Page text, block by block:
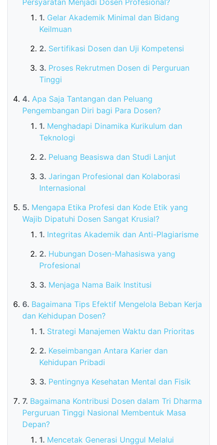
Persyaratan Menjadi Dosen Profesional?
Gelar Akademik Minimal dan Bidang
Keilmuan
Sertifikasi Dosen dan Uji Kompetensi
Proses Rekrutmen Dosen di Perguruan
Tinggi
Apa Saja Tantangan dan Peluang
Pengembangan Diri bagi Para Dosen?
Menghadapi Dinamika Kurikulum dan
Teknologi
Peluang Beasiswa dan Studi Lanjut
Jaringan Profesional dan Kolaborasi
Internasional
Mengapa Etika Profesi dan Kode Etik yang
Wajib Dipatuhi Dosen Sangat Krusial?
Integritas Akademik dan Anti-Plagiarisme
Hubungan Dosen-Mahasiswa yang
Profesional
Menjaga Nama Baik Institusi
Bagaimana Tips Efektif Mengelola Beban Kerja
dan Kehidupan Dosen?
Strategi Manajemen Waktu dan Prioritas
Keseimbangan Antara Karier dan
Kehidupan Pribadi
Pentingnya Kesehatan Mental dan Fisik
Bagaimana Kontribusi Dosen dalam Tri Dharma
Perguruan Tinggi Nasional Membentuk Masa
Depan?
Mencetak Generasi Unggul Melalui